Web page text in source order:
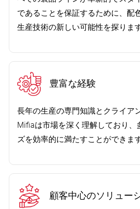
であることを保証するために、配
生産技術の新しい可能性を探ります
豊富な経験
長年の生産の専門知識とクライア
Mifiaは市場を深く理解しており、
ズを効率的に満たすことができます
顧客中心のソリュー